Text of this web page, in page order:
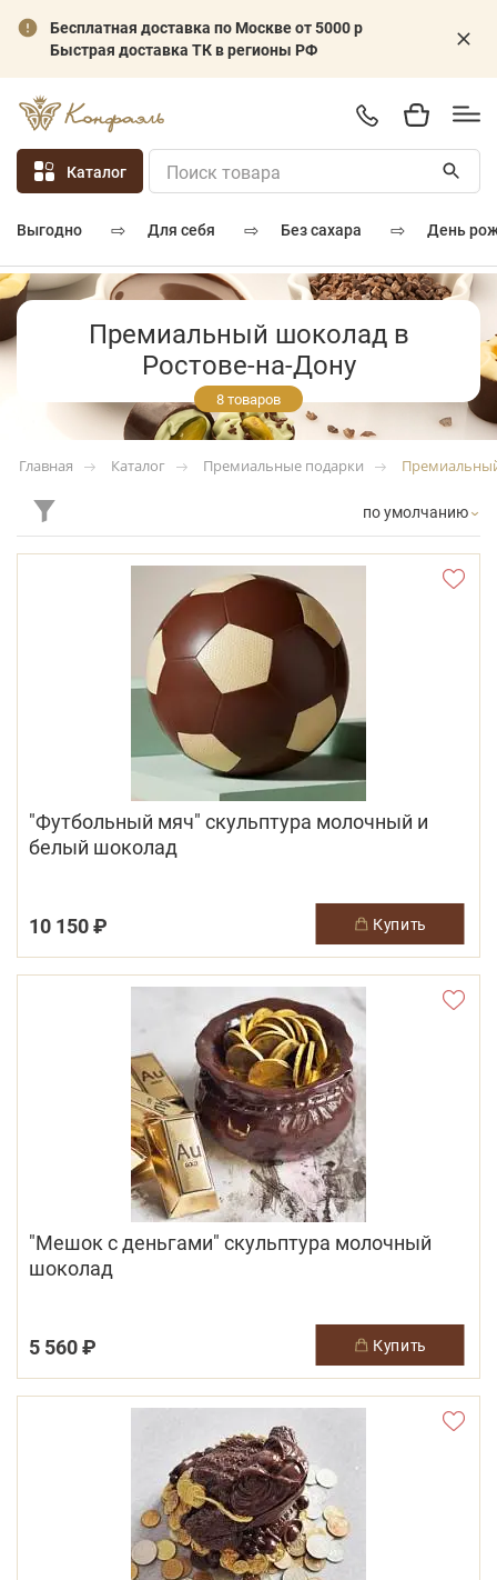
Бесплатная доставка по Москве от 5000 р
Быстрая доставка ТК в регионы РФ
Каталог
выгодно ⇨ для себя ⇨ без сахара ⇨ день
Премиальный шоколад в
Ростове-на-Дону
8 товаров
Главная Каталог Премиальные подарки
по умолчанию
"Футбольный мяч" скульптура молочный и
белый шоколад
10 150 ₽ купить
"Мешок с деньгами" скульптура молочный
шоколад
5 560 ₽ купить